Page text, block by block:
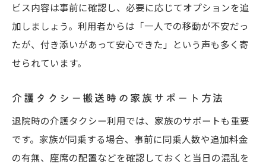
ビス内容は事前に確認し、必要に応じてオプションを追
加しましょう。利用者からは「一人での移動が不安だっ
たが、付き添いがあって安心できた」という声も多く寄
せられています。
介護タクシー搬送時の家族サポート方法
退院時の介護タクシー利用では、家族のサポートも重要
です。家族が同乗する場合、事前に同乗人数や追加料金
の有無、座席の配置などを確認しておくと当日の混乱を